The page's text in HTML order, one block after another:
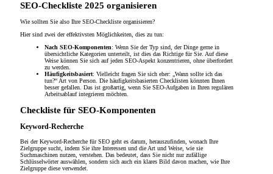
SEO-Checkliste 2025 organisieren
Wie sollten Sie also Ihre SEO-Checkliste organisieren?
Hier sind zwei der effektivsten Möglichkeiten, dies zu tun:
Nach SEO-Komponenten: Wenn Sie der Typ sind, der Dinge gerne in
übersichtliche Kategorien unterteilt, ist dies das Richtige für Sie. Auf diese
Weise können Sie sich auf jeden SEO-Aspekt konzentrieren, ohne überfordert
zu werden.
Häufigkeitsbasiert: Vielleicht fragen Sie sich eher: „Wann sollte ich das
tun?“ Art von Person. Die häufigkeitsbasierten Checklisten könnten Ihnen
besser gefallen. Das ist großartig, wenn Sie SEO-Aufgaben in Ihren regulären
Arbeitsablauf integrieren möchten.
Checkliste für SEO-Komponenten
Keyword-Recherche
Bei der Keyword-Recherche für SEO geht es darum, herauszufinden, wonach Ihre
Zielgruppe sucht, indem Sie ihre Interessen und die Art und Weise, wie sie
Suchmaschinen nutzen, verstehen. Das bedeutet, dass Sie nicht nur zufällige
Schlüsselwörter auswählen, sondern sich auch ein klares Bild davon machen, wie Ihre
Zielgruppe diese verwendet.